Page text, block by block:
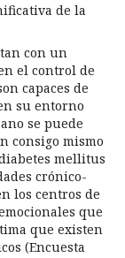
de la
con un
el control de
capaces de
su entorno
se puede
consigo mismo
mellitus
crónico-
los centros de
que
que existen
(Encuesta